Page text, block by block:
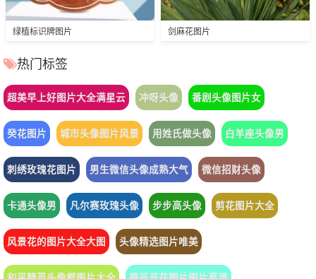
绿植标识牌图片 剑麻花图片
热门标签
超美早上好图片大全满星云 冲呀头像 番剧头像图片女
癸花图片 城市头像图片风景 用姓氏做头像 白羊座头像男
刺绣玫瑰花图片 男生微信头像成熟大气 微信招财头像
卡通头像男 凡尔赛玫瑰头像 步步高头像 剪花图片大全
风景花的图片大全大图 头像精选图片唯美